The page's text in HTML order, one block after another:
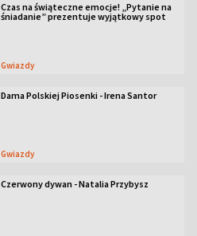
Czas na świąteczne emocje! „Pytanie na
śniadanie” prezentuje wyjątkowy spot
Gwiazdy
Dama Polskiej Piosenki - Irena Santor
Gwiazdy
Czerwony dywan - Natalia Przybysz